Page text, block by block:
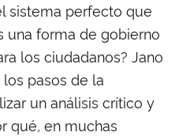
sistema perfecto que
una forma de gobierno
los ciudadanos? Jano
pasos de la
un análisis crítico y
qué, en muchas